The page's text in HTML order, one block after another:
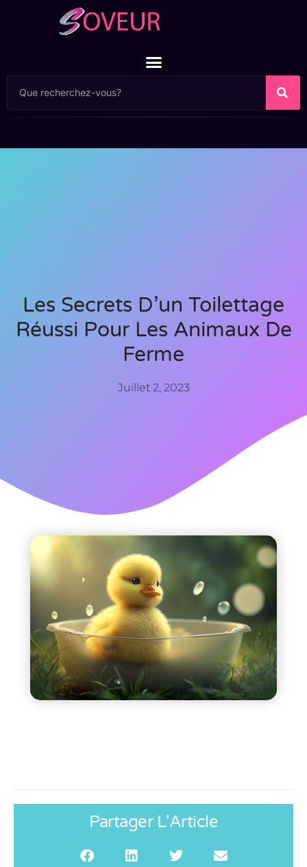
Les Secrets D’un Toilettage
Réussi Pour Les Animaux De
Ferme
Juillet 2, 2023
Partager L'Article